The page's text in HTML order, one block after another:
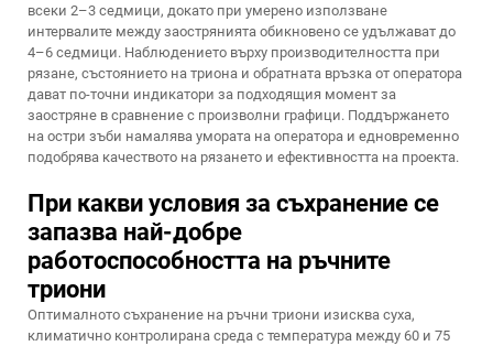
всеки 2–3 седмици, докато при умерено използване
интервалите между заострянията обикновено се удължават до
4–6 седмици. Наблюдението върху производителността при
рязане, състоянието на триона и обратната връзка от оператора
дават по-точни индикатори за подходящия момент за
заостряне в сравнение с произволни графици. Поддържането
на остри зъби намалява умората на оператора и едновременно
подобрява качеството на рязането и ефективността на проекта.
При какви условия за съхранение се
запазва най-добре
работоспособността на ръчните
триони
Оптималното съхранение на ръчни триони изисква суха,
климатично контролирана среда с температура между 60 и 75